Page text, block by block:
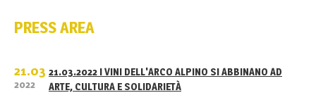
PRESS AREA
21.03
2022
21.03.2022 I VINI DELL'ARCO ALPINO SI ABBINANO AD
ARTE, CULTURA E SOLIDARIETÀ